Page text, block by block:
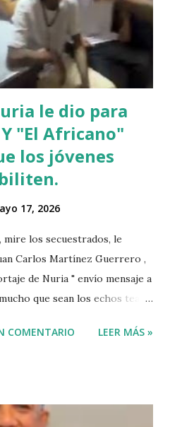
le dio para
"El Africano"
los jóvenes
17, 2026
mire los secuestrados, le
Carlos Martínez Guerrero ,
de Nuria " envío mensaje a
que sean los echos team"
país me iba a traer tanto
Juan carlos martinez Guerrero
COMENTARIO LEER MÁS »